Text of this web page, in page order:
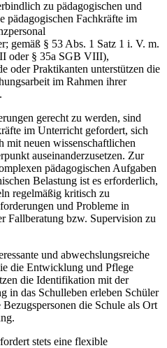
zu pädagogischen und
pädagogischen Fachkräfte im
gemäß § 53 Abs. 1 Satz 1 i. V. m.
oder § 35a SGB VIII),
oder Praktikanten unterstützen die
im Rahmen ihrer
gerecht zu werden, sind
im Unterricht gefordert, sich
mit neuen wissenschaftlichen
auseinanderzusetzen. Zur
pädagogischen Aufgaben
Belastung ist es erforderlich,
regelmäßig kritisch zu
und Probleme in
Fallberatung bzw. Supervision zu
und abwechslungsreiche
die Entwicklung und Pflege
die Identifikation mit der
in das Schulleben erleben Schüler
die Schule als Ort
stets eine flexible